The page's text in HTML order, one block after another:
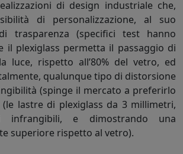
di design industriale che,
di personalizzazione, al suo
trasparenza (specifici test hanno
il plexiglass permetta il passaggio di
luce, rispetto all’80% del vetro, ed
qualunque tipo di distorsione
(spinge il mercato a preferirlo
lastre di plexiglass da 3 millimetri,
infrangibili, e dimostrando una
superiore rispetto al vetro).